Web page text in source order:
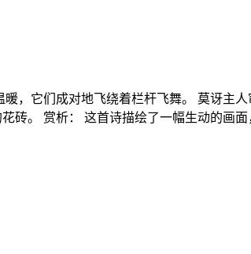
，它们成对地飞绕着栏杆飞舞。 莫讶主
砖。 赏析： 这首诗描绘了一幅生动的画